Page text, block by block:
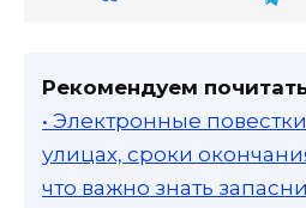
Рекомендуем
• Электронные
улицах, сроки
что важно знать